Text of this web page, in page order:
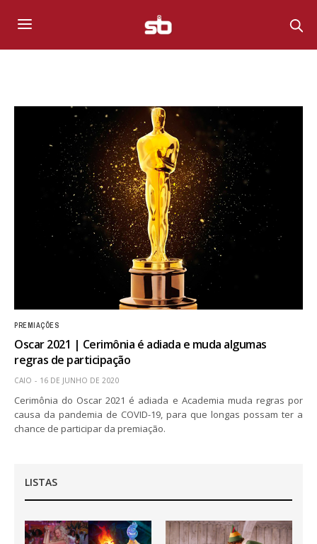
PREMIAÇÕES
Oscar 2021 | Cerimônia é adiada e muda algumas
regras de participação
CAIO 16 DE JUNHO DE 2020
Cerimônia do Oscar 2021 é adiada e Academia muda regras por
causa da pandemia de COVID-19, para que longas possam ter a
chance de participar da premiação.
LISTAS